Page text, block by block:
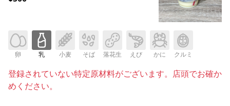
卵 乳 小麦 そば 落花生 えび かに クルミ
登録されていない特定原材料がございます。店頭でお確か
めください。